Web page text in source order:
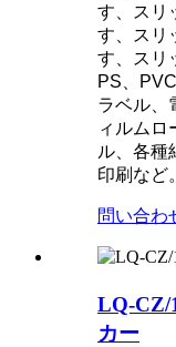
す、スリ
す、スリ
す、スリ
PS、
ラベル、
ィルムロ
ル、各種
印刷など。
問い合わ
LQ-CZ/
カー